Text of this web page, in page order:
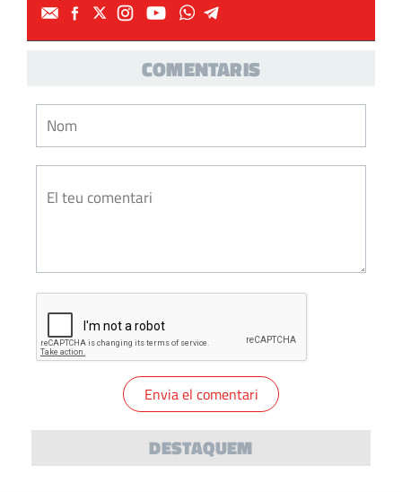
COMENTARIS
DESTAQUEM